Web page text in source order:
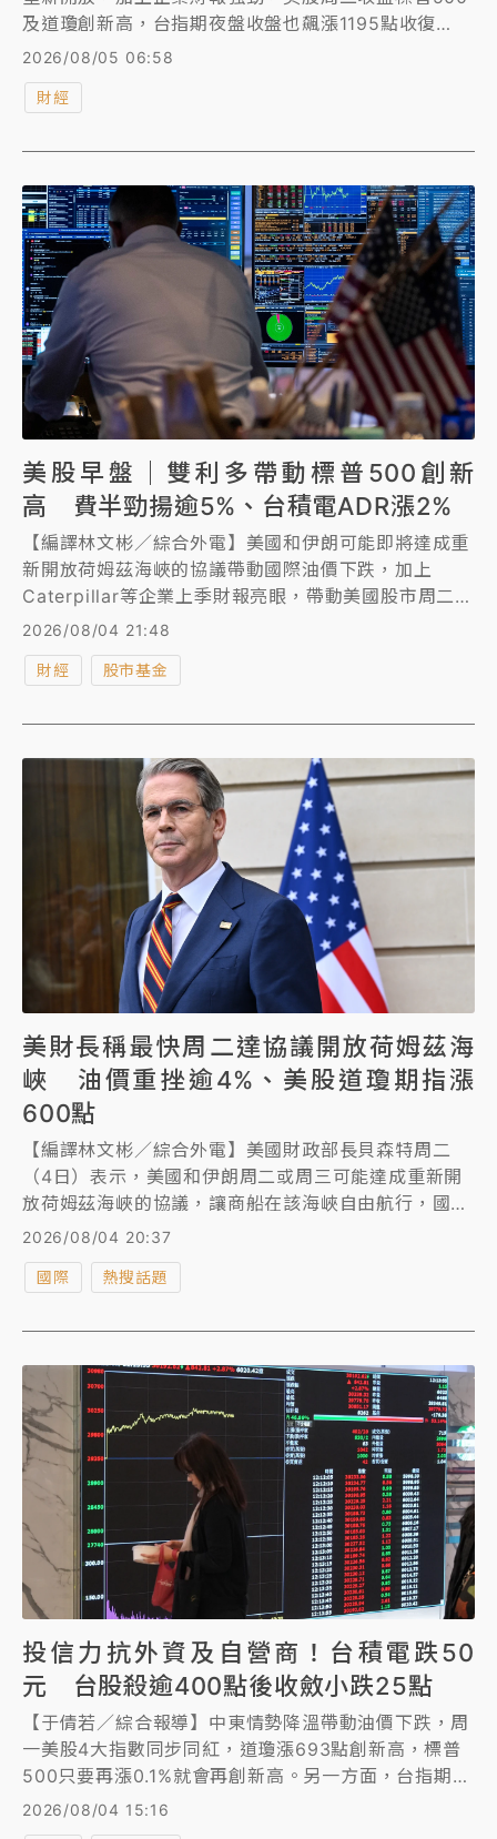
及道瓊創新高，台指期夜盤收盤也飆漲1195點收復
44K。
2026/08/05 06:58
財經
美股早盤｜雙利多帶動標普500創新
高 費半勁揚逾5%、台積電ADR漲2%
【編譯林文彬／綜合外電】美國和伊朗可能即將達成重
新開放荷姆茲海峽的協議帶動國際油價下跌，加上
Caterpillar等企業上季財報亮眼，帶動美國股市周二
（4日）早盤走揚，標普500指數改寫歷史新高。
2026/08/04 21:48
財經 股市基金
美財長稱最快周二達協議開放荷姆茲海
峽 油價重挫逾4%、美股道瓊期指漲
600點
【編譯林文彬／綜合外電】美國財政部長貝森特周二
（4日）表示，美國和伊朗周二或周三可能達成重新開
放荷姆茲海峽的協議，讓商船在該海峽自由航行，國際
油價盤中應聲重挫逾4%，美國股市期貨則走揚，美股
2026/08/04 20:37
國際 熱搜話題
投信力抗外資及自營商！台積電跌50
元 台股殺逾400點後收斂小跌25點
【于倩若／綜合報導】中東情勢降溫帶動油價下跌，周
一美股4大指數同步同紅，道瓊漲693點創新高，標普
500只要再漲0.1%就會再創新高。另一方面，台指期夜
盤收盤跌67點。
2026/08/04 15:16